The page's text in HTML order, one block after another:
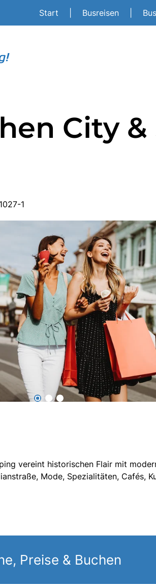
Start Busreisen
City
1
vereint historischen Flair mit
Mode, Spezialitäten, Cafés,
Preise & Buchen